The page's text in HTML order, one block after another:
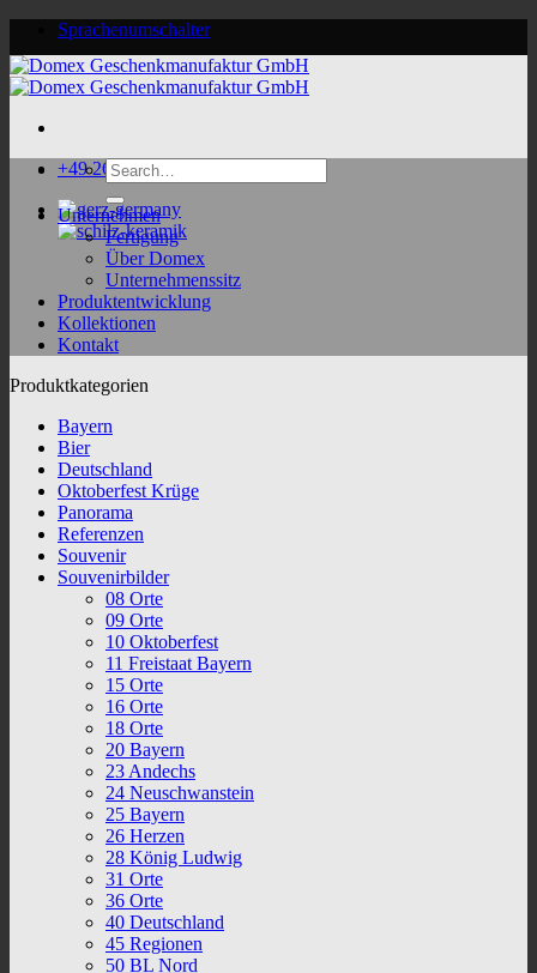
content
Sprachenumschalter
+49 2624 9188 0
Search
for:
Unternehmen
Fertigung
Über Domex
Unternehmenssitz
Produktentwicklung
Kollektionen
Kontakt
Produktkategorien
Bayern
Bier
Deutschland
Oktoberfest Krüge
Panorama
Referenzen
Souvenir
Souvenirbilder
08 Orte
09 Orte
10 Oktoberfest
11 Freistaat Bayern
15 Orte
16 Orte
18 Orte
20 Bayern
23 Andechs
24 Neuschwanstein
25 Bayern
26 Herzen
28 König Ludwig
31 Orte
36 Orte
40 Deutschland
45 Regionen
50 BL Nord